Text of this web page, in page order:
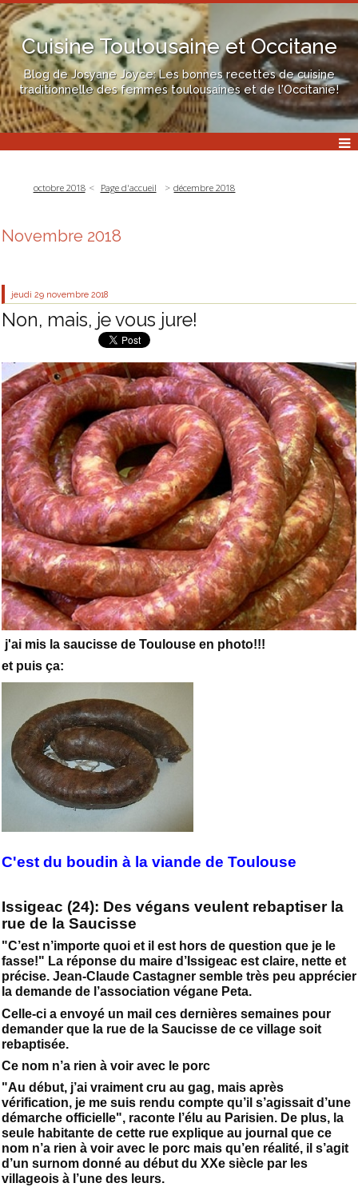
Cuisine Toulousaine et Occitane
Blog de Josyane Joyce: Les bonnes recettes de cuisine
traditionnelle des femmes toulousaines et de l'Occitanie!
octobre 2018 Page d'accueil décembre 2018
Novembre 2018
jeudi 29 novembre 2018
Non, mais, je vous jure!
j'ai mis la saucisse de Toulouse en photo!!!
et puis ça:
C'est du boudin à la viande de Toulouse
Issigeac (24): Des végans veulent rebaptiser la
rue de la Saucisse
"C’est n’importe quoi et il est hors de question que je le
fasse!" La réponse du maire d’Issigeac est claire, nette et
précise. Jean-Claude Castagner semble très peu apprécier
la demande de l’association végane Peta.
Celle-ci a envoyé un mail ces dernières semaines pour
demander que la rue de la Saucisse de ce village soit
rebaptisée.
Ce nom n’a rien à voir avec le porc
"Au début, j’ai vraiment cru au gag, mais après
vérification, je me suis rendu compte qu’il s’agissait d’une
démarche officielle", raconte l’élu au Parisien. De plus, la
seule habitante de cette rue explique au journal que ce
nom n’a rien à voir avec le porc mais qu’en réalité, il s’agit
d’un surnom donné au début du XXe siècle par les
villageois à l’une des leurs.